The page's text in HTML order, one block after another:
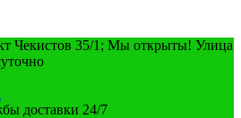
Чекистов 35/1; Мы открыты! Улица
доставки 24/7